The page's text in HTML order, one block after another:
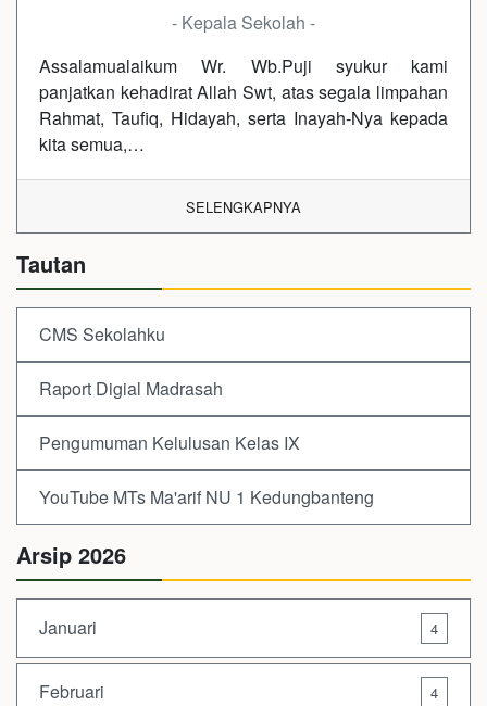
- Kepala Sekolah -
Assalamualaikum Wr. Wb.Puji syukur kami
panjatkan kehadirat Allah Swt, atas segala limpahan
Rahmat, Taufiq, Hidayah, serta Inayah-Nya kepada
kita semua,…
SELENGKAPNYA
Tautan
CMS Sekolahku
Raport Digial Madrasah
Pengumuman Kelulusan Kelas IX
YouTube MTs Ma'arif NU 1 Kedungbanteng
Arsip 2026
Januari 4
Februari 4